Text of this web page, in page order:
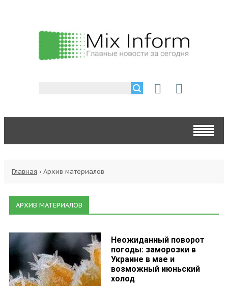
Главная › Архив материалов
АРХИВ МАТЕРИАЛОВ
Неожиданный поворот
погоды: заморозки в
Украине в мае и
возможный июньский
холод